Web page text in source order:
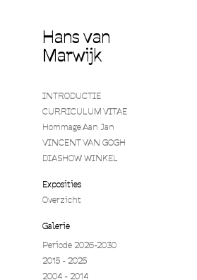
Hans van
Marwijk
INTRODUCTIE
CURRICULUM VITAE
Hommage Aan Jan
VINCENT VAN GOGH
DIASHOW WINKEL
Exposities
Overzicht
Galerie
Periode 2026-2030
2015 - 2025
2004 - 2014